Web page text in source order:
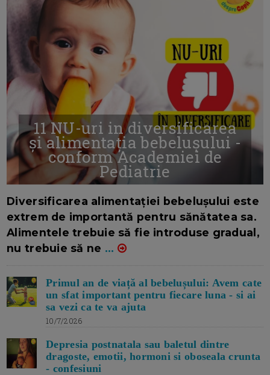
11 NU-uri in diversificarea
și alimentația bebelușului -
conform Academiei de
Pediatrie
Diversificarea alimentației bebelușului este
extrem de importantă pentru sănătatea sa.
Alimentele trebuie să fie introduse gradual,
nu trebuie să ne ...
Primul an de viață al bebelușului: Avem cate
un sfat important pentru fiecare luna - si ai
sa vezi ca te va ajuta
10/7/2026
Depresia postnatala sau baletul dintre
dragoste, emotii, hormoni si oboseala crunta
- confesiuni